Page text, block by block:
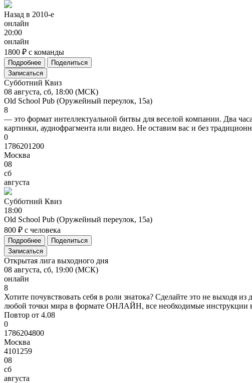
Назад в 2010-е
онлайн
20:00
онлайн
1800 ₽ с команды
Подробнее
Поделиться
Записаться
Субботний Квиз
08 августа, сб, 18:00 (МСК)
Old School Pub (Оружейный переулок, 15а)
8
— это формат интеллектуальной битвы для веселой компании. Два
картинки, аудиофрагмента или видео. Не оставим вас и без
0
1786201200
Москва
08
сб
августа
Субботний Квиз
18:00
Old School Pub (Оружейный переулок, 15а)
800 ₽ с человека
Подробнее
Поделиться
Записаться
Открытая лига выходного дня
08 августа, сб, 19:00 (МСК)
онлайн
8
Хотите почувствовать себя в роли знатока? Сделайте это не выходя
любой точки мира в формате ОНЛАЙН, все необходимые инструкции
Повтор от 4.08
0
1786204800
Москва
4101259
08
сб
августа